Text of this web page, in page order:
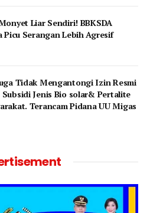
Liar Sendiri! BBKSDA
Picu Serangan Lebih Agresif
Tidak Mengantongi Izin Resmi
Jenis Bio solar& Pertalite
Terancam Pidana UU Migas